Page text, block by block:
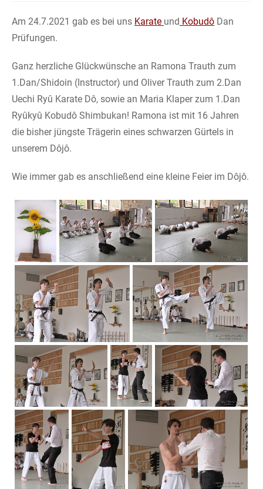
Am 24.7.2021 gab es bei uns Karate und Kobudô Dan
Prüfungen.
Ganz herzliche Glückwünsche an Ramona Trauth zum
1.Dan/Shidoin (Instructor) und Oliver Trauth zum 2.Dan
Uechi Ryû Karate Dô, sowie an Maria Klaper zum 1.Dan
Ryûkyû Kobudô Shimbukan! Ramona ist mit 16 Jahren
die bisher jüngste Trägerin eines schwarzen Gürtels in
unserem Dôjô.
Wie immer gab es anschließend eine kleine Feier im Dôjô.